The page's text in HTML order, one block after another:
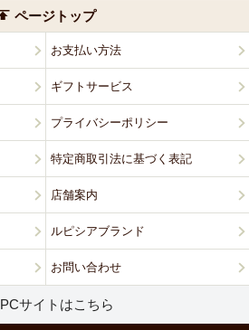
ページトップ
お支払い方法
ギフトサービス
プライバシーポリシー
特定商取引法に基づく表記
店舗案内
ルピシアブランド
お問い合わせ
PCサイトはこちら